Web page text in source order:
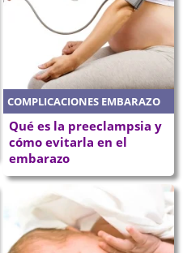
COMPLICACIONES EMBARAZO
Qué es la preeclampsia y
cómo evitarla en el
embarazo